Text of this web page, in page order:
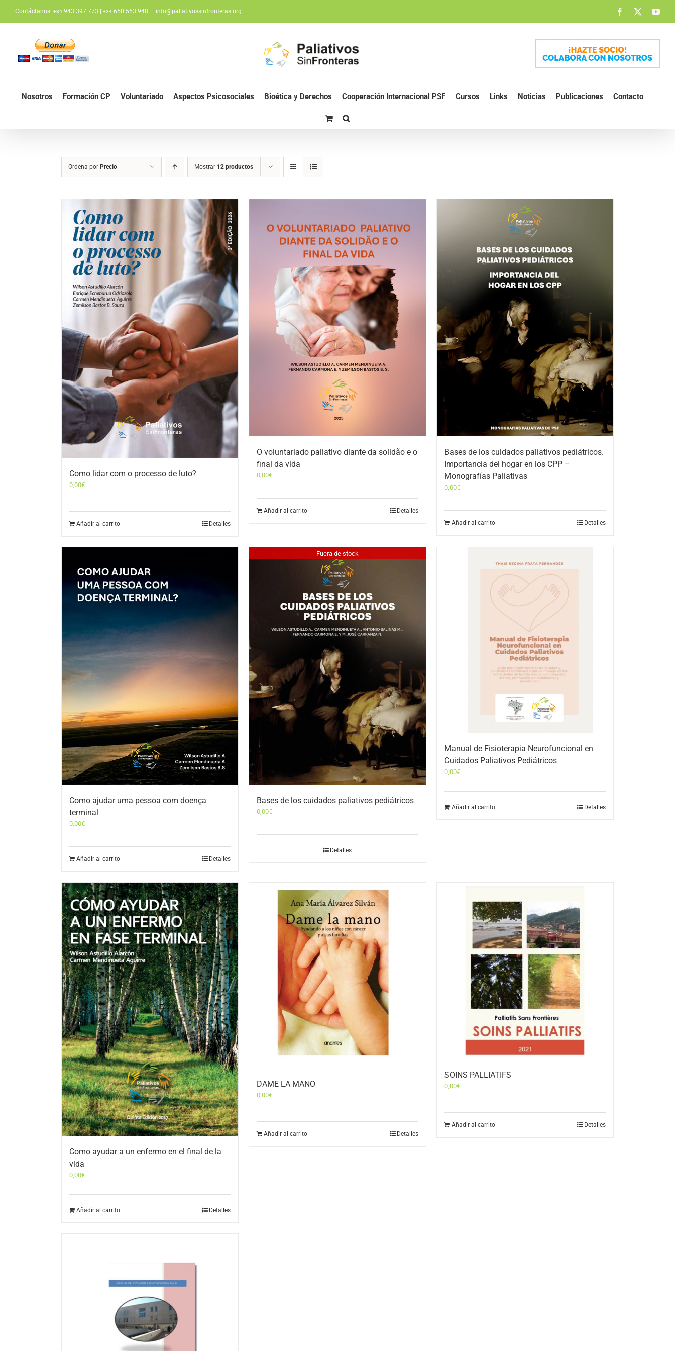
contenido
Contáctanos: +34 943 397 773 | +34 650 553 948 info@paliativossinfronteras.org Facebook
Nosotros Formación CP Voluntariado Aspectos Psicosociales Bioética y Derechos Cooperación Internacional PSF Cursos Links Noticias Publicaciones Contacto
Ordena por Precio Mostrar 12 productos
Como lidar com o processo de luto?
0,00€
Añadir al carrito Detalles
O voluntariado paliativo diante da solidão e o
final da vida
0,00€
Añadir al carrito Detalles
Bases de los cuidados paliativos pediátricos.
Importancia del hogar en los CPP –
Monografías Paliativas
0,00€
Añadir al carrito Detalles
Como ajudar uma pessoa com doença
terminal
0,00€
Añadir al carrito Detalles
Fuera de stock
Bases de los cuidados paliativos pediátricos
0,00€
Detalles
Manual de Fisioterapia Neurofuncional en
Cuidados Paliativos Pediátricos
0,00€
Añadir al carrito Detalles
Como ayudar a un enfermo en el final de la
vida
0,00€
Añadir al carrito Detalles
DAME LA MANO
0,00€
Añadir al carrito Detalles
SOINS PALLIATIFS
0,00€
Añadir al carrito Detalles